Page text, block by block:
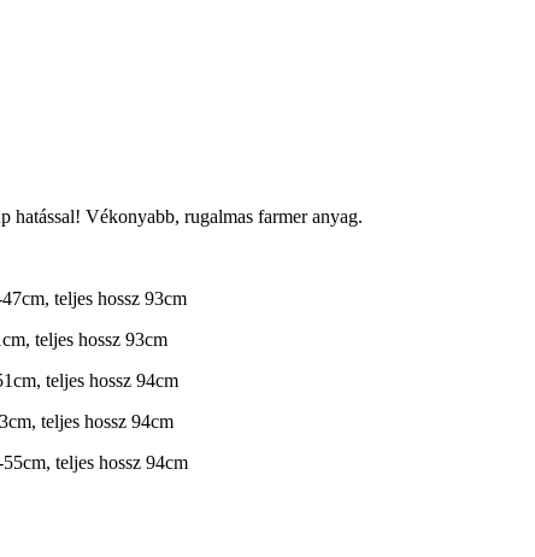
hatással! Vékonyabb, rugalmas farmer anyag.
teljes hossz 93cm
teljes hossz 93cm
teljes hossz 94cm
teljes hossz 94cm
teljes hossz 94cm